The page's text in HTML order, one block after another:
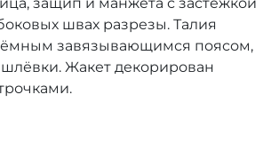
защип и манжета с застёжкой
швах разрезы. Талия
завязывающимся поясом,
Жакет декорирован